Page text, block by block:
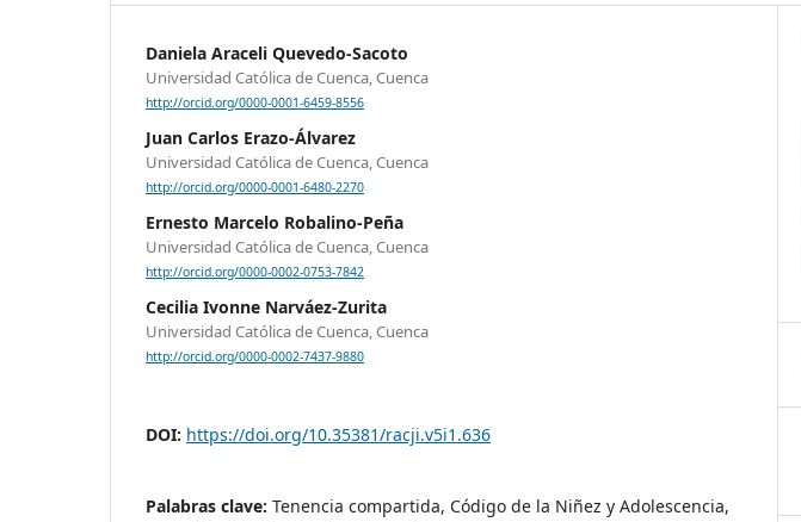
Daniela Araceli Quevedo-Sacoto
Universidad Católica de Cuenca, Cuenca
http://orcid.org/0000-0001-6459-8556
Juan Carlos Erazo-Álvarez
Universidad Católica de Cuenca, Cuenca
http://orcid.org/0000-0001-6480-2270
Ernesto Marcelo Robalino-Peña
Universidad Católica de Cuenca, Cuenca
http://orcid.org/0000-0002-0753-7842
Cecilia Ivonne Narváez-Zurita
Universidad Católica de Cuenca, Cuenca
http://orcid.org/0000-0002-7437-9880
DOI: https://doi.org/10.35381/racji.v5i1.636
Palabras clave: Tenencia compartida, Código de la Niñez y Adolescencia,